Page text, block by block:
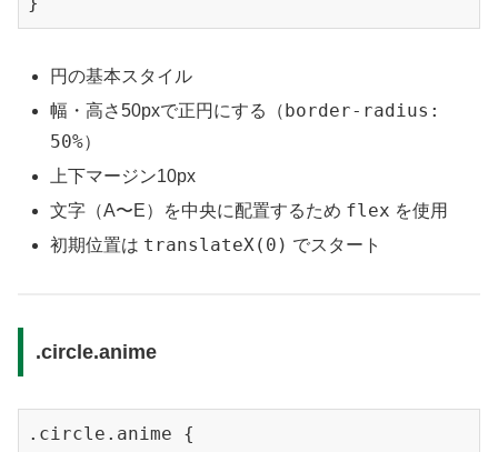
円の基本スタイル
幅・高さ50pxで正円にする（border-radius:
50%）
上下マージン10px
文字（A〜E）を中央に配置するため flex を使用
初期位置は translateX(0) でスタート
.circle.anime
.circle .anime {